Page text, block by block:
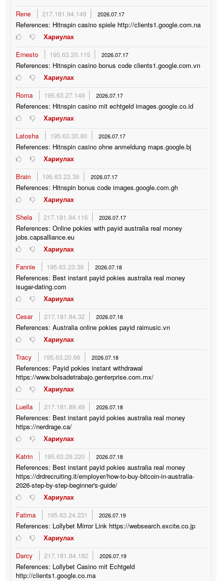
Rene
217.181.94.149 2026.07.17
References: Hitnspin casino spiele http://clients1.google.com.na
Хариулах
Ernesto
195.63.20.115 2026.07.17
References: Hitnspin casino bonus code clients1.google.com.vn
Хариулах
Roma
195.63.27.149 2026.07.17
References: Hitnspin casino mit echtgeld images.google.co.id
Хариулах
Latosha
195.63.30.80 2026.07.17
References: Hitnspin casino ohne anmeldung maps.google.bj
Хариулах
Brain
195.63.23.36 2026.07.17
References: Hitnspin bonus code images.google.com.gh
Хариулах
Shela
217.181.94.116 2026.07.17
References: Online pokies with payid australia real money
jobs.capsalliance.eu
Хариулах
Fannie
195.63.23.36 2026.07.18
References: Best instant payid pokies australia real money
isugar-dating.com
Хариулах
Cesar
217.181.84.32 2026.07.18
References: Australia online pokies payid raimusic.vn
Хариулах
Tracy
195.63.20.66 2026.07.18
References: Payid pokies instant withdrawal
https://www.bolsadetrabajo.genterprise.com.mx/
Хариулах
Luella
217.181.89.49 2026.07.18
References: Best instant payid pokies australia real money
https://nerdrage.ca/
Хариулах
Katrin
195.63.29.220 2026.07.18
References: Best instant payid pokies australia real money
https://drdrecruiting.it/employer/how-to-buy-bitcoin-in-australia-
2026-step-by-step-beginner's-guide/
Хариулах
Fatima
195.63.24.231 2026.07.19
References: Lollybet Mirror Link https://websearch.excite.co.jp
Хариулах
Darcy
217.181.84.182 2026.07.19
References: Lollybet Casino mit Echtgeld
http://clients1.google.co.ma